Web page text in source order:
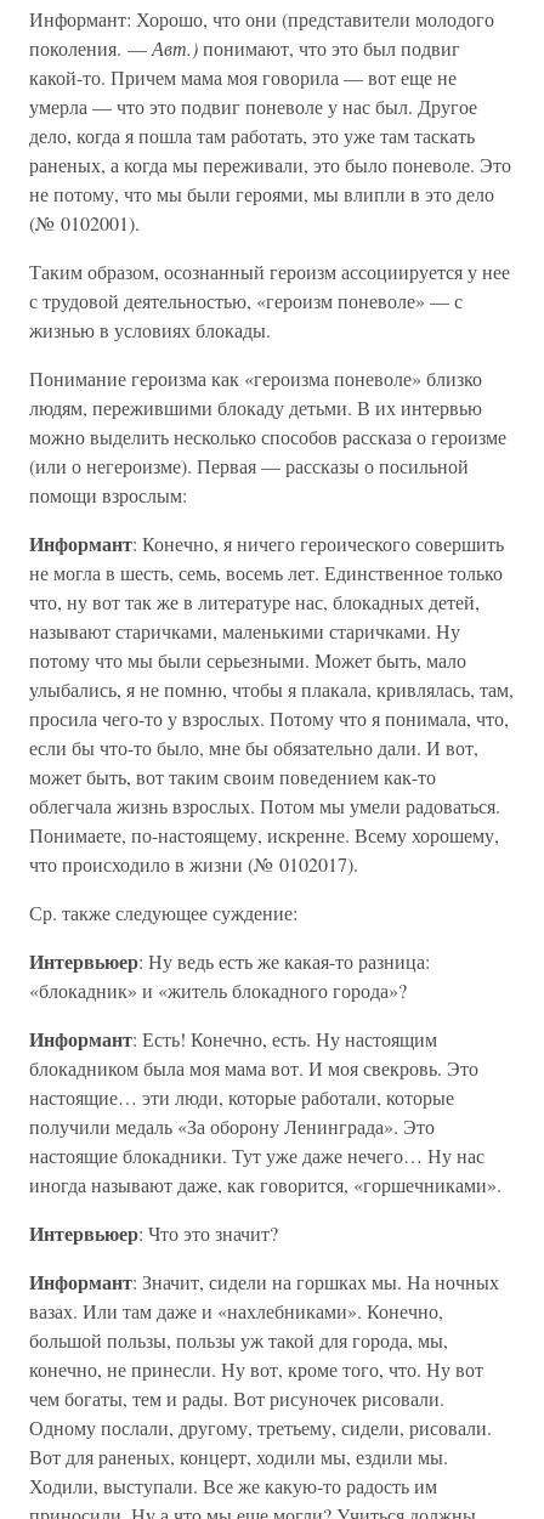
Информант: Хорошо, что они (представители молодого
поколения. —Авт.)понимают, что это был подвиг
какой-то. Причем мама моя говорила — вот еще не
умерла — что это подвиг поневоле у нас был. Другое
дело, когда я пошла там работать, это уже там таскать
раненых, а когда мы переживали, это было поневоле. Это
не потому, что мы были героями, мы влипли в это дело
(№ 0102001).
Таким образом, осознанный героизм ассоциируется у нее
с трудовой деятельностью, «героизм поневоле» — с
жизнью в условиях блокады.
Понимание героизма как «героизма поневоле» близко
людям, пережившими блокаду детьми. В их интервью
можно выделить несколько способов рассказа о героизме
(или о негероизме). Первая — рассказы о посильной
помощи взрослым:
Информант: Конечно, я ничего героического совершить
не могла в шесть, семь, восемь лет. Единственное только
что, ну вот так же в литературе нас, блокадных детей,
называют старичками, маленькими старичками. Ну
потому что мы были серьезными. Может быть, мало
улыбались, я не помню, чтобы я плакала, кривлялась, там,
просила чего-то у взрослых. Потому что я понимала, что,
если бы что-то было, мне бы обязательно дали. И вот,
может быть, вот таким своим поведением как-то
облегчала жизнь взрослых. Потом мы умели радоваться.
Понимаете, по-настоящему, искренне. Всему хорошему,
что происходило в жизни (№ 0102017).
Ср. также следующее суждение:
Интервьюер: Ну ведь есть же какая-то разница:
«блокадник» и «житель блокадного города»?
Информант: Есть! Конечно, есть. Ну настоящим
блокадником была моя мама вот. И моя свекровь. Это
настоящие… эти люди, которые работали, которые
получили медаль «За оборону Ленинграда». Это
настоящие блокадники. Тут уже даже нечего… Ну нас
иногда называют даже, как говорится, «горшечниками».
Интервьюер: Что это значит?
Информант: Значит, сидели на горшках мы. На ночных
вазах. Или там даже и «нахлебниками». Конечно,
большой пользы, пользы уж такой для города, мы,
конечно, не принесли. Ну вот, кроме того, что. Ну вот
чем богаты, тем и рады. Вот рисуночек рисовали.
Одному послали, другому, третьему, сидели, рисовали.
Вот для раненых, концерт, ходили мы, ездили мы.
Ходили, выступали. Все же какую-то радость им